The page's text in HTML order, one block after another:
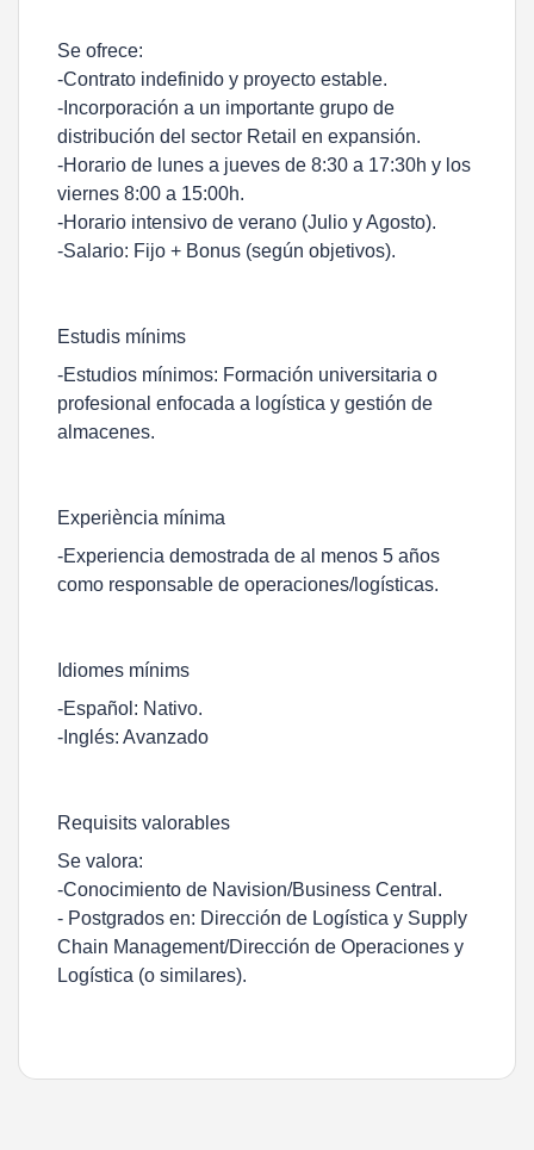
Se ofrece:
-Contrato indefinido y proyecto estable.
-Incorporación a un importante grupo de
distribución del sector Retail en expansión.
-Horario de lunes a jueves de 8:30 a 17:30h y los
viernes 8:00 a 15:00h.
-Horario intensivo de verano (Julio y Agosto).
-Salario: Fijo + Bonus (según objetivos).
Estudis mínims
-Estudios mínimos: Formación universitaria o
profesional enfocada a logística y gestión de
almacenes.
Experiència mínima
-Experiencia demostrada de al menos 5 años
como responsable de operaciones/logísticas.
Idiomes mínims
-Español: Nativo.
-Inglés: Avanzado
Requisits valorables
Se valora:
-Conocimiento de Navision/Business Central.
- Postgrados en: Dirección de Logística y Supply
Chain Management/Dirección de Operaciones y
Logística (o similares).